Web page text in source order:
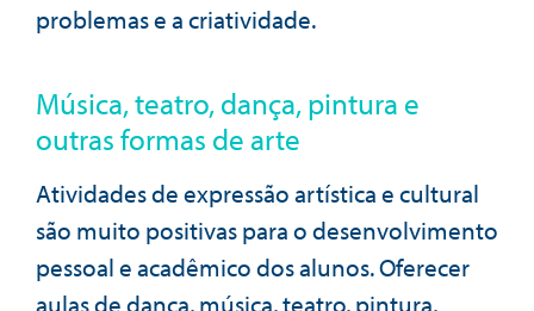
problemas e a criatividade.
Música, teatro, dança, pintura e
outras formas de arte
Atividades de expressão artística e cultural
são muito positivas para o desenvolvimento
pessoal e acadêmico dos alunos. Oferecer
aulas de dança, música, teatro, pintura,